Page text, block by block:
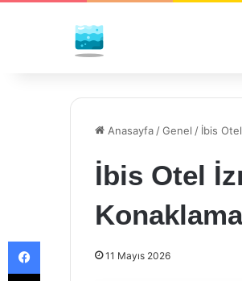
Anasayfa /Genel / İbis
İbis Otel
11 Mayıs 2026
Facebook
X